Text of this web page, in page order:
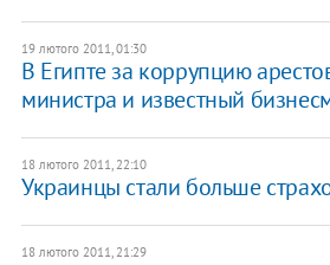
19 лютого 2011, 01:30
В Египте за коррупцию
министра и известный
18 лютого 2011, 22:10
Украинцы стали больше
18 лютого 2011, 21:29